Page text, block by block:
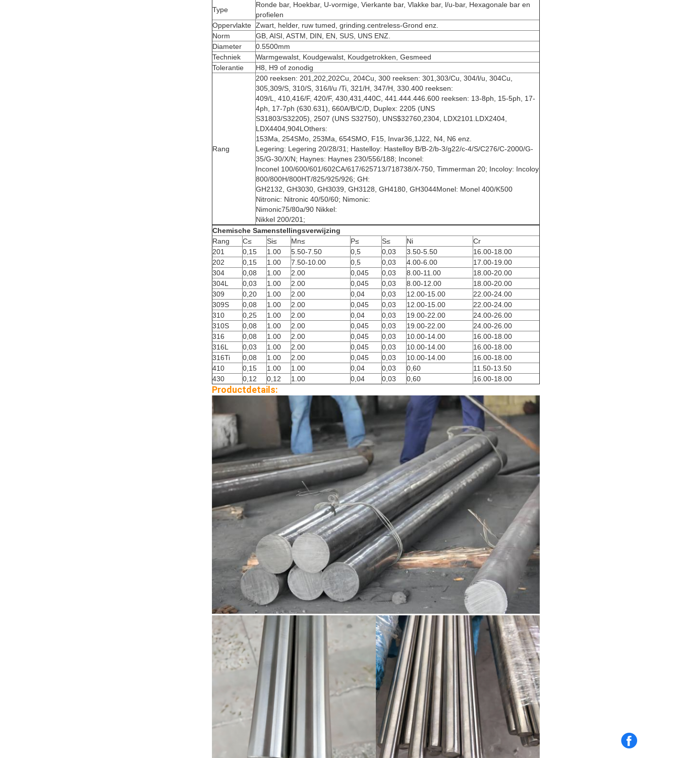
Type
Ronde bar, Hoekbar, U-vormige, Vierkante bar, Vlakke bar, l/u-bar, Hexagonale bar en
profielen
Oppervlakte Zwart, helder, ruw tumed, grinding.centreless-Grond enz.
Norm
GB, AISI, ASTM, DIN, EN, SUS, UNS ENZ.
Diameter
0.5500mm
Techniek
Warmgewalst, Koudgewalst, Koudgetrokken, Gesmeed
Tolerantie
H8, H9 of zonodig
Rang
200 reeksen: 201,202,202Cu, 204Cu, 300 reeksen: 301,303/Cu, 304/l/u, 304Cu,
305,309/S, 310/S, 316/l/u /Ti, 321/H, 347/H, 330.400 reeksen:
409/L, 410,416/F, 420/F, 430,431,440C, 441.444.446.600 reeksen: 13-8ph, 15-5ph, 17-
4ph, 17-7ph (630.631), 660A/B/C/D, Duplex: 2205 (UNS
S31803/S32205), 2507 (UNS S32750), UNS$32760,2304, LDX2101.LDX2404,
LDX4404,904LOthers:
153Ma, 254SMo, 253Ma, 654SMO, F15, Invar36,1J22, N4, N6 enz.
Legering: Legering 20/28/31; Hastelloy: Hastelloy B/B-2/b-3/g22/c-4/S/C276/C-2000/G-
35/G-30/X/N; Haynes: Haynes 230/556/188; Inconel:
Inconel 100/600/601/602CA/617/625713/718738/X-750, Timmerman 20; Incoloy: Incoloy
800/800H/800HT/825/925/926; GH:
GH2132, GH3030, GH3039, GH3128, GH4180, GH3044Monel: Monel 400/K500
Nitronic: Nitronic 40/50/60; Nimonic:
Nimonic75/80a/90 Nikkel:
Nikkel 200/201;
Chemische Samenstellingsverwijzing
Rang
C≤ Si≤ Mn≤ P≤ S≤ Ni
Cr
201
0,15 1.00 5.50-7.50 0,5 0,03 3.50-5.50
16.00-18.00
202
0,15 1.00 7.50-10.00 0,5 0,03 4.00-6.00
17.00-19.00
304
0,08 1.00 2.00 0,045 0,03 8.00-11.00
18.00-20.00
304L
0,03 1.00 2.00 0,045 0,03 8.00-12.00
18.00-20.00
309
0,20 1.00 2.00 0,04 0,03 12.00-15.00
22.00-24.00
309S
0,08 1.00 2.00 0,045 0,03 12.00-15.00
22.00-24.00
310
0,25 1.00 2.00 0,04 0,03 19.00-22.00
24.00-26.00
310S
0,08 1.00 2.00 0,045 0,03 19.00-22.00
24.00-26.00
316
0,08 1.00 2.00 0,045 0,03 10.00-14.00
16.00-18.00
316L
0,03 1.00 2.00 0,045 0,03 10.00-14.00
16.00-18.00
316Ti
0,08 1.00 2.00 0,045 0,03 10.00-14.00
16.00-18.00
410
0,15 1.00 1.00 0,04 0,03 0,60
11.50-13.50
430
0,12 0,12 1.00 0,04 0,03 0,60 16.00-18.00
Productdetails: